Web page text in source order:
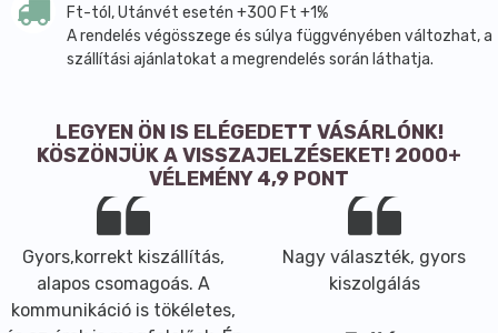
Ft-tól, Utánvét esetén +300 Ft +1%
A rendelés végösszege és súlya függvényében változhat, a
szállítási ajánlatokat a megrendelés során láthatja.
LEGYEN ÖN IS ELÉGEDETT VÁSÁRLÓNK!
KÖSZÖNJÜK A VISSZAJELZÉSEKET! 2000+
VÉLEMÉNY 4,9 PONT
Gyors,korrekt kiszállítás,
alapos csomagoás. A
kommunikáció is tökéletes,
Nagy választék, gyors
kiszolgálás